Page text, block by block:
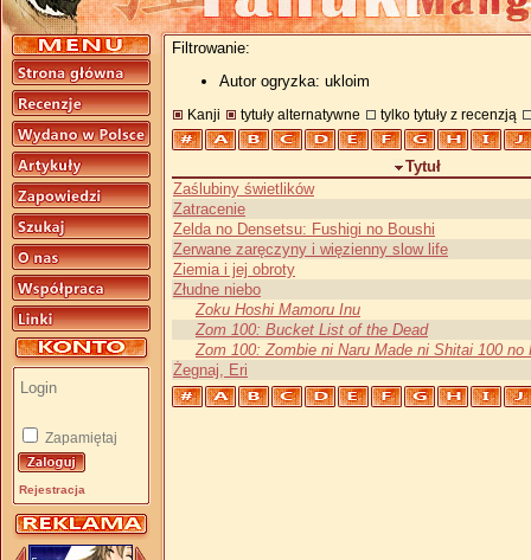
Zapamiętaj
Rejestracja
Filtrowanie:
Autor ogryzka: ukloim
Kanji tytuły alternatywne tylko tytuły z recenzją
Tytuł
Zaślubiny świetlików
Zatracenie
Zelda no Densetsu: Fushigi no Boushi
Zerwane zaręczyny i więzienny slow life
Ziemia i jej obroty
Złudne niebo
Zoku Hoshi Mamoru Inu
Zom 100: Bucket List of the Dead
Zom 100: Zombie ni Naru Made ni Shitai 100 no
Żegnaj, Eri